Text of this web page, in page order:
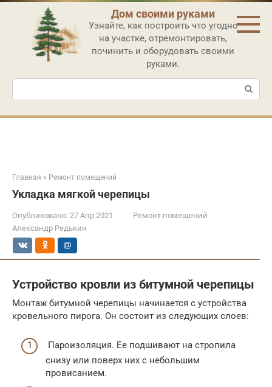
Перейти
контенту
Дом своими руками
Узнайте, как построить что угодно
на участке, отремонтировать,
починить и оборудовать своими
руками.
Поиск:
Главная » Ремонт помещений
Укладка мягкой черепицы
Опубликовано: 27 Апр 2021
Ремонт помещений
Александр Редькин
Устройство кровли из битумной черепицы
Монтаж битумной черепицы начинается с устройства
кровельного пирога. Он состоит из следующих слоев:
Пароизоляция. Ее подшивают на стропила
снизу или поверх них с небольшим
провисанием.